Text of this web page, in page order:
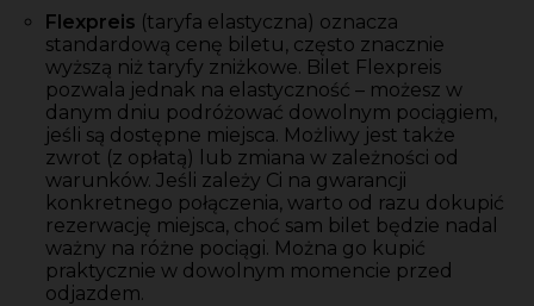
Flexpreis (taryfa elastyczna) oznacza
standardową cenę biletu, często znacznie
wyższą niż taryfy zniżkowe. Bilet Flexpreis
pozwala jednak na elastyczność – możesz w
danym dniu podróżować dowolnym pociągiem,
jeśli są dostępne miejsca. Możliwy jest także
zwrot (z opłatą) lub zmiana w zależności od
warunków. Jeśli zależy Ci na gwarancji
konkretnego połączenia, warto od razu dokupić
rezerwację miejsca, choć sam bilet będzie nadal
ważny na różne pociągi. Można go kupić
praktycznie w dowolnym momencie przed
odjazdem.